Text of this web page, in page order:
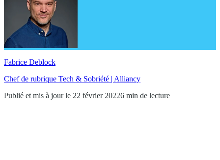
Fabrice Deblock
Chef de rubrique Tech & Sobriété | Alliancy
Publié et mis à jour le 22 février 20226 min de lecture